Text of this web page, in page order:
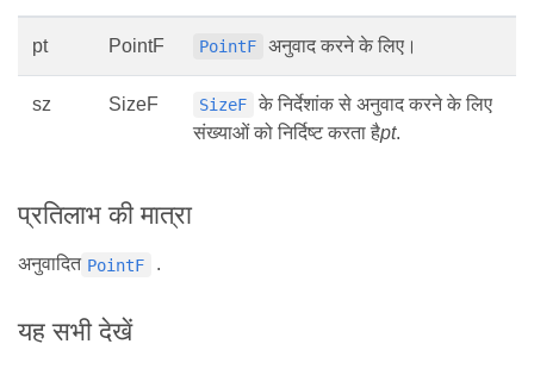
pt PointF PointF अनुवाद करने के लिए।
sz SizeF SizeF
के निर्देशांक से अनुवाद करने के लिए
संख्याओं को निर्दिष्ट करता हैpt.
प्रतिलाभ की मात्रा
अनुवादित PointF .
यह सभी देखें